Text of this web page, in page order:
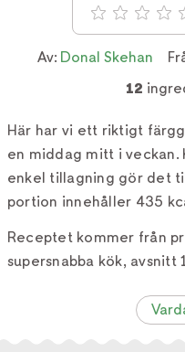
Betyg: 0 av 5
Av: Donal Skehan
12
Här har vi ett riktigt
en middag mitt i veckan.
enkel tillagning gör det
portion innehåller 435
Receptet kommer från
supersnabba kök, avsnitt